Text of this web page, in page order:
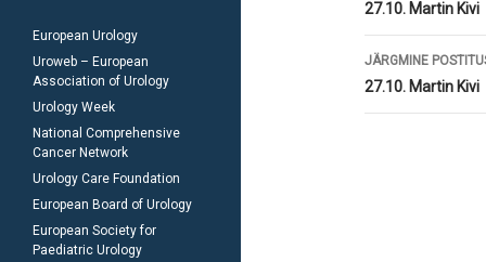
töölaud
27.10. Martin Kivi
JÄRGMINE
27.10. Martin Kivi
European Urology
Uroweb – European
Association of Urology
Urology Week
National Comprehensive
Cancer Network
Urology Care Foundation
European Board of Urology
European Society for
Paediatric Urology